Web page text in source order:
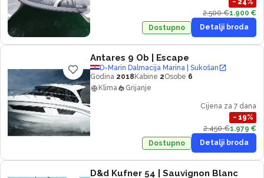
− 24%
2.500 €1.900 €
Dostupno
Detalji broda
Antares 9 Ob | Escape
D-Marin Dalmacija Marina | Sukošan
Godina 2018 Kabine 2Osobe 6
Klima
Grijanje
Cijena za 7 dana
− 19%
2.450 €1.979 €
Dostupno
Detalji broda
D&d Kufner 54 | Sauvignon Blanc